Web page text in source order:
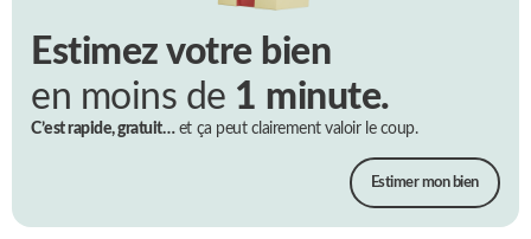
Estimez votre bien
en moins de 1 minute.
C’est rapide, gratuit…et ça peut clairement valoir le coup.
Estimer mon bien